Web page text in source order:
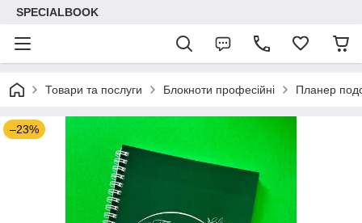
SPECIALBOOK
Товари та послуги Блокноти професійні Планер
–23%